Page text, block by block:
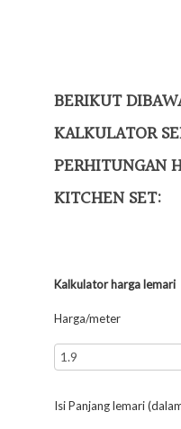
BERIKUT
KALKULATOR
PERHITUNGAN
KITCHEN SET:
Kalkulator harga lemari
Harga/meter
Isi Panjang lemari